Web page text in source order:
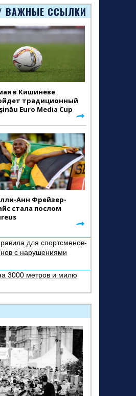
ВАЖНЫЕ ССЫЛКИ
в Кишиневе
традиционный
Euro Media Cup
Анн Фрейзер-
стала послом
для спортсменов-
с нарушениями
3000 метров и милю